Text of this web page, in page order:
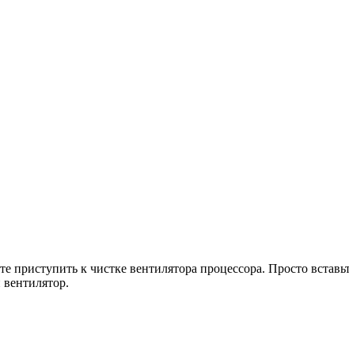
к чистке вентилятора процессора. Просто